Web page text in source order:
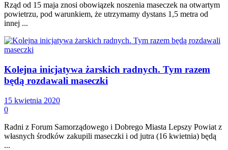
Rząd od 15 maja znosi obowiązek noszenia maseczek na otwartym
powietrzu, pod warunkiem, że utrzymamy dystans 1,5 metra od
innej ...
Kolejna inicjatywa żarskich radnych. Tym razem
będą rozdawali maseczki
15 kwietnia 2020
0
Radni z Forum Samorządowego i Dobrego Miasta Lepszy Powiat z
własnych środków zakupili maseczki i od jutra (16 kwietnia) będą
...